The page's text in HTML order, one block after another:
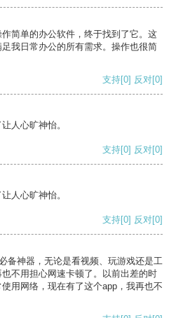
简单的办公软件，终于找到了它。这
我日常办公的所有需求。操作也很简
支持[0] 反对[0]
人心旷神怡。
支持[0] 反对[0]
人心旷神怡。
支持[0] 反对[0]
备神器，无论是看视频、玩游戏还是工
不用担心网速卡顿了。以前出差的时
用网络，现在有了这个app，我再也不